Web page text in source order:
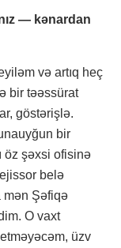
— kənardan
və artıq heç
bir təəssürat
göstərişlə.
bir
öz şəxsi ofisinə
belə
mən Şəfiqə
O vaxt
üzv